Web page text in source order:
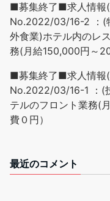
■募集終了■求人情報
No.2022/03/16-2 ：(
外食業)ホテル内のレ
務(月給150,000円～
■募集終了■求人情報
No.2022/03/16-1 ：(
テルのフロント業務(
費０円）
最近のコメント